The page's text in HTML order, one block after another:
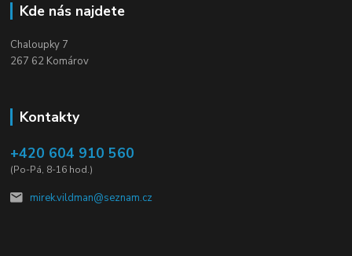
Kde nás najdete
Chaloupky 7
267 62 Komárov
Kontakty
+420 604 910 560
(Po-Pá, 8-16 hod.)
mirek.vildman@seznam.cz